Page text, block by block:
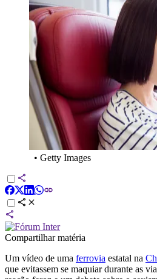
• Getty Images
Compartilhar matéria
Um vídeo de uma ferrovia estatal na
que evitassem se maquiar durante as